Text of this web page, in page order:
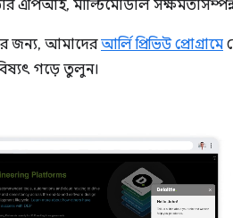
এপিআই, মাল্টিমোডাল
জন্য, আমাদেরআর্লি প্রিভিউ প্রোগ্রামে
গড়ে তুলুন।